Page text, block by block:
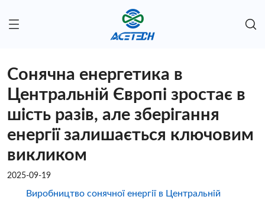
Сонячна енергетика в
Центральній Європі зростає в
шість разів, але зберігання
енергії залишається ключовим
викликом
2025-09-19
Виробництво сонячної енергії в Центральній